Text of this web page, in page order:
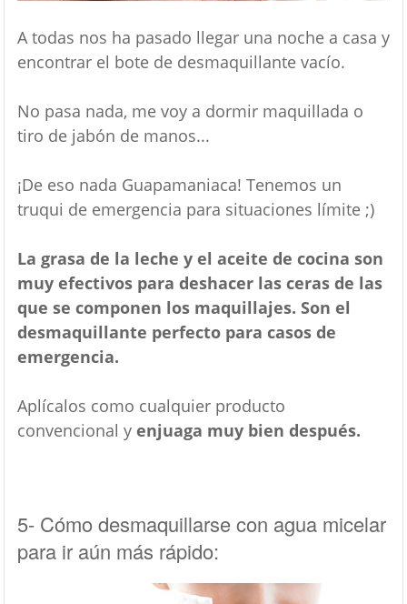
A todas nos ha pasado llegar una noche a casa y
encontrar el bote de desmaquillante vacío.
No pasa nada, me voy a dormir maquillada o
tiro de jabón de manos...
¡De eso nada Guapamaniaca! Tenemos un
truqui de emergencia para situaciones límite ;)
La grasa de la leche y el aceite de cocina son
muy efectivos para deshacer las ceras de las
que se componen los maquillajes. Son el
desmaquillante perfecto para casos de
emergencia.
Aplícalos como cualquier producto
convencional y enjuaga muy bien después.
5- Cómo desmaquillarse con agua micelar
para ir aún más rápido: